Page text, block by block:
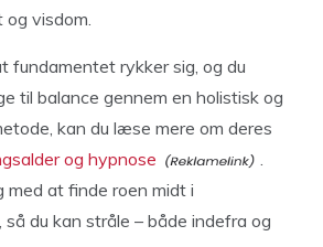
visdom.
fundamentet rykker sig, og du
til balance gennem en holistisk og
kan du læse mere om deres
og hypnose
med at finde roen midt i
du kan stråle – både indefra og